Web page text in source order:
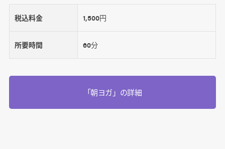
税込料金 1,500円
所要時間 60分
「朝ヨガ」の詳細